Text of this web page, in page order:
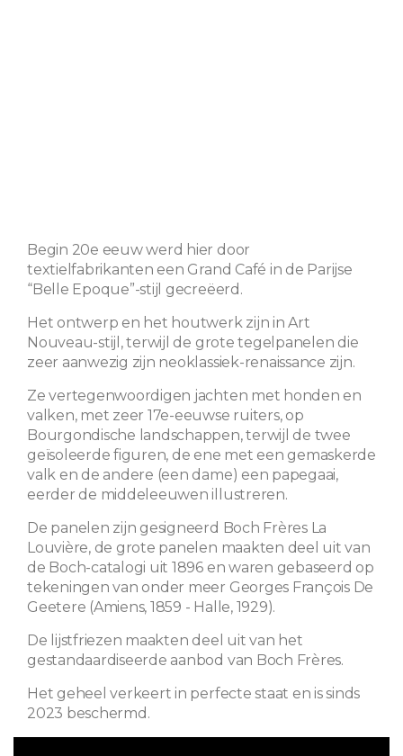
Begin 20e eeuw werd hier door
textielfabrikanten een Grand Café in de Parijse
“Belle Epoque”-stijl gecreëerd.
Het ontwerp en het houtwerk zijn in Art
Nouveau-stijl, terwijl de grote tegelpanelen die
zeer aanwezig zijn neoklassiek-renaissance zijn.
Ze vertegenwoordigen jachten met honden en
valken, met zeer 17e-eeuwse ruiters, op
Bourgondische landschappen, terwijl de twee
geïsoleerde figuren, de ene met een gemaskerde
valk en de andere (een dame) een papegaai,
eerder de middeleeuwen illustreren.
De panelen zijn gesigneerd Boch Frères La
Louvière, de grote panelen maakten deel uit van
de Boch-catalogi uit 1896 en waren gebaseerd op
tekeningen van onder meer Georges François De
Geetere (Amiens, 1859 - Halle, 1929).
De lijstfriezen maakten deel uit van het
gestandaardiseerde aanbod van Boch Frères.
Het geheel verkeert in perfecte staat en is sinds
2023 beschermd.